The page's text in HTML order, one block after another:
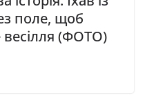
поле, щоб
весілля (ФОТО)